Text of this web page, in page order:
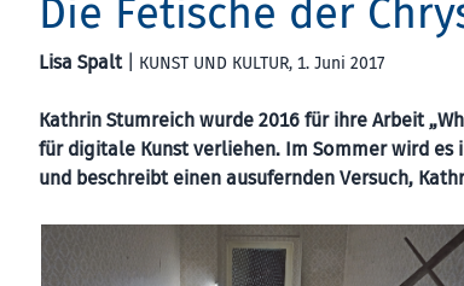
Die Fetische der
Lisa Spalt| KUNST UND KULTUR, 1. Juni 2017
Kathrin Stumreich wurde 2016 für ihre Arbeit
für digitale Kunst verliehen. Im Sommer wird es
und beschreibt einen ausufernden Versuch,